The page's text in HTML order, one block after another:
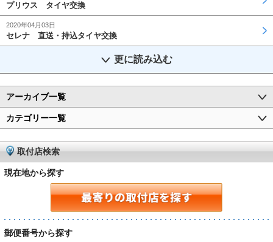
プリウス タイヤ交換
2020年04月03日
セレナ 直送・持込タイヤ交換
更に読み込む
アーカイブ一覧
カテゴリー一覧
取付店検索
現在地から探す
郵便番号から探す